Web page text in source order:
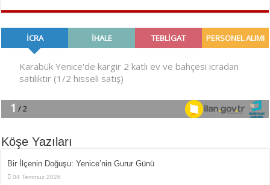
Köşe Yazıları
Bir İlçe­nin Do­ğu­şu: Ye­ni­ce’nin Gurur Günü
04 Temmuz 2026